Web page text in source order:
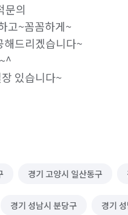
문의
고~꼼꼼하게~
해드리겠습니다~
있습니다~
경기 고양시 일산동구
경기 성남시 분당구 경기